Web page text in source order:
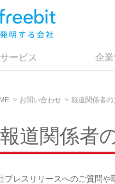
サービス 企
お問い合わせ 報道関係者
報道関係者
プレスリリースへのご質問